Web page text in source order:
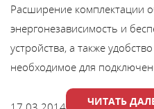
y
Расширение комплектации
энергонезависимость и
устройства, а также
необходимое для
ЧИТАТЬ